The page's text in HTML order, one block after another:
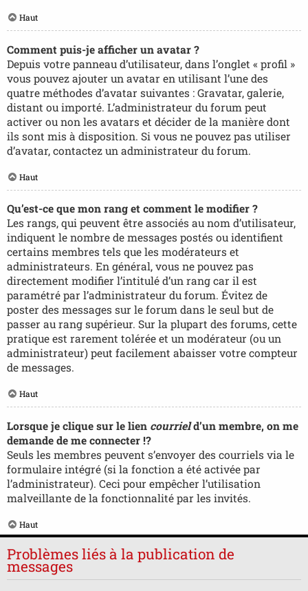
Haut
Comment puis-je afficher un avatar ?
Depuis votre panneau d’utilisateur, dans l’onglet « profil »
vous pouvez ajouter un avatar en utilisant l’une des
quatre méthodes d’avatar suivantes : Gravatar, galerie,
distant ou importé. L’administrateur du forum peut
activer ou non les avatars et décider de la manière dont
ils sont mis à disposition. Si vous ne pouvez pas utiliser
d’avatar, contactez un administrateur du forum.
Haut
Qu’est-ce que mon rang et comment le modifier ?
Les rangs, qui peuvent être associés au nom d’utilisateur,
indiquent le nombre de messages postés ou identifient
certains membres tels que les modérateurs et
administrateurs. En général, vous ne pouvez pas
directement modifier l’intitulé d’un rang car il est
paramétré par l’administrateur du forum. Évitez de
poster des messages sur le forum dans le seul but de
passer au rang supérieur. Sur la plupart des forums, cette
pratique est rarement tolérée et un modérateur (ou un
administrateur) peut facilement abaisser votre compteur
de messages.
Haut
Lorsque je clique sur le lien courrield’un membre, on me
demande de me connecter !?
Seuls les membres peuvent s’envoyer des courriels via le
formulaire intégré (si la fonction a été activée par
l’administrateur). Ceci pour empêcher l’utilisation
malveillante de la fonctionnalité par les invités.
Haut
Problèmes liés à la publication de
messages